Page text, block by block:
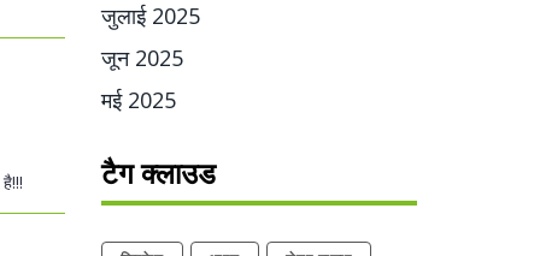
जुलाई 2025
जून 2025
मई 2025
टैग क्लाउड